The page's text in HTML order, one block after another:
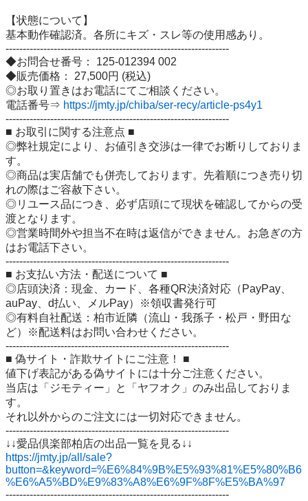
【状態について】
基本動作確認済。各所にキズ・スレ等の使用感あり。
-----------------------------------------------------------------
◆お問合せ番号： 125-012394 002
◆販売価格： 27,500円 (税込)
◎お取り置きはお電話にてご相談ください。
電話番号⇒ https://jmty.jp/chiba/ser-recy/article-ps4y1
-----------------------------------------------------------------
■ お取引に関する注意点 ■
◎弊社規定により、お値引き交渉は一律でお断りしておりま
す。
◎商品は実店舗でも併売しております。先着順につき売り切
れの際はご容赦下さい。
◎リユース品につき、必ず店頭にて現状を確認してからの受
渡となります。
◎営業時間外や担当不在時は返信ができません。お急ぎの方
はお電話下さい。
-----------------------------------------------------------------
■ お支払い方法・配送について ■
◎店頭決済：現金、カード、各種QR決済対応（PayPay、
auPay、d払い、メルPay）※領収書発行可
◎有料自社配送：柏市近隣（流山・我孫子・松戸・野田な
ど）※配送料はお問い合わせください。
-----------------------------------------------------------------
■ 偽サイト・詐欺サイトにご注意！ ■
値下げ表記がある偽サイトには十分ご注意ください。
当店は「ジモティー」と「ヤフオク」のみ出品しておりま
す。
それ以外からのご注文には一切対応できません。
-----------------------------------------------------------------
https://jmty.jp/all/sale?
button=&keyword=%E6%84%9B%E5%93%81%E5%80%B6
%E6%A5%BD%E9%83%A8%E6%9F%8F%E5%BA%97
-----------------------------------------------------------------